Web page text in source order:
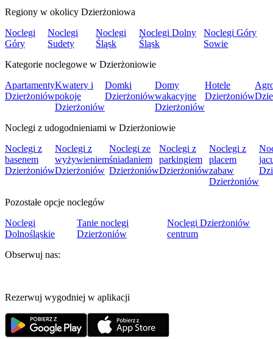
Regiony w okolicy Dzierżoniowa
Noclegi
Góry
Noclegi
Sudety
Noclegi
Śląsk
Noclegi Dolny
Śląsk
Noclegi Góry
Sowie
Kategorie noclegowe w Dzierżoniowie
Apartamenty
Dzierżoniów
Kwatery i
pokoje
Dzierżoniów
Domki
Dzierżoniów
Domy
wakacyjne
Dzierżoniów
Hotele
Dzierżoniów
Noclegi z udogodnieniami w Dzierżoniowie
Noclegi z
basenem
Dzierżoniów
Noclegi z
wyżywieniem
Dzierżoniów
Noclegi ze
śniadaniem
Dzierżoniów
Noclegi z
parkingiem
Dzierżoniów
Noclegi z
placem
zabaw
Dzierżoniów
Pozostałe opcje noclegów
Noclegi
Dolnośląskie
Tanie noclegi
Dzierżoniów
Noclegi Dzierżoniów
centrum
Obserwuj nas:
Rezerwuj wygodniej w aplikacji